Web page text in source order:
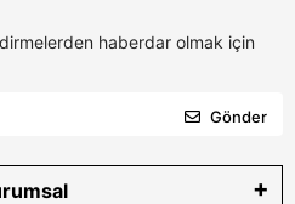
haberdar olmak için
Gönder